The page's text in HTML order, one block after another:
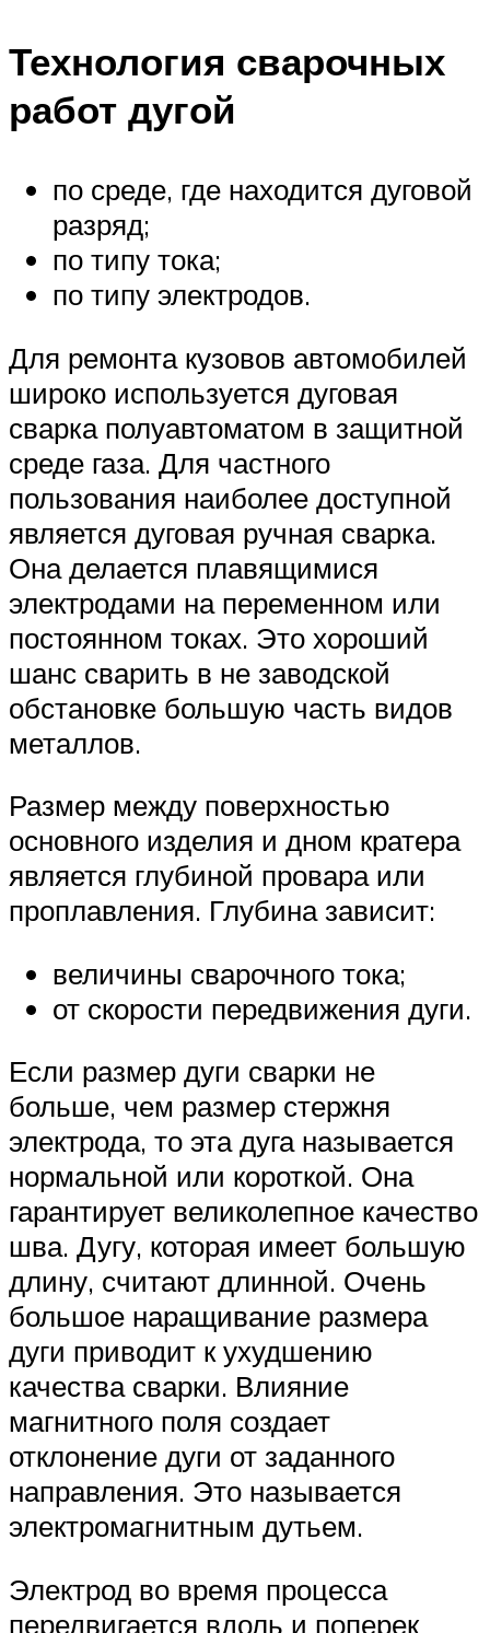
Технология сварочных
работ дугой
по среде, где находится дуговой
разряд;
по типу тока;
по типу электродов.
Для ремонта кузовов автомобилей
широко используется дуговая
сварка полуавтоматом в защитной
среде газа. Для частного
пользования наиболее доступной
является дуговая ручная сварка.
Она делается плавящимися
электродами на переменном или
постоянном токах. Это хороший
шанс сварить в не заводской
обстановке большую часть видов
металлов.
Размер между поверхностью
основного изделия и дном кратера
является глубиной провара или
проплавления. Глубина зависит:
величины сварочного тока;
от скорости передвижения дуги.
Если размер дуги сварки не
больше, чем размер стержня
электрода, то эта дуга называется
нормальной или короткой. Она
гарантирует великолепное качество
шва. Дугу, которая имеет большую
длину, считают длинной. Очень
большое наращивание размера
дуги приводит к ухудшению
качества сварки. Влияние
магнитного поля создает
отклонение дуги от заданного
направления. Это называется
электромагнитным дутьем.
Электрод во время процесса
передвигается вдоль и поперек